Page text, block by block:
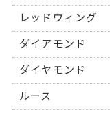
レッドウィング
ダイアモンド
ダイヤモンド
ルース